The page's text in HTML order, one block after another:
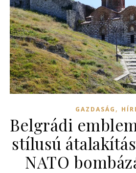
GAZDASÁG ,
Belgrádi
stílusú
NATO